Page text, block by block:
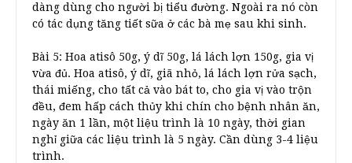
dàng dùng cho người bị tiểu đường. Ngoài ra nó còn
có tác dụng tăng tiết sữa ở các bà mẹ sau khi sinh.
Bài 5: Hoa atisô 50g, ý dĩ 50g, lá lách lợn 150g, gia vị
vừa đủ. Hoa atisô, ý dĩ, giã nhỏ, lá lách lợn rửa sạch,
thái miếng, cho tất cả vào bát to, cho gia vị vào trộn
đều, đem hấp cách thủy khi chín cho bệnh nhân ăn,
ngày ăn 1 lần, một liệu trình là 10 ngày, thời gian
nghỉ giữa các liệu trình là 5 ngày. Cần dùng 3-4 liệu
trình.